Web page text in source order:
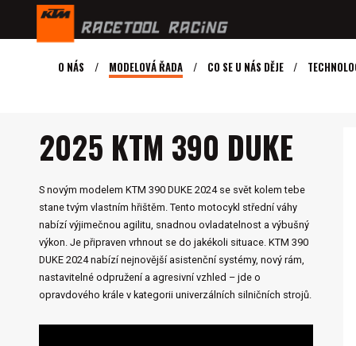
O NÁS MODELOVÁ ŘADA CO SE U NÁS DĚJE
2025 KTM 390 DUKE
S novým modelem KTM 390 DUKE 2024 se svět kolem tebe
stane tvým vlastním hřištěm. Tento motocykl střední váhy
nabízí výjimečnou agilitu, snadnou ovladatelnost a výbušný
výkon. Je připraven vrhnout se do jakékoli situace. KTM 390
DUKE 2024 nabízí nejnovější asistenční systémy, nový rám,
nastavitelné odpružení a agresivní vzhled – jde o
opravdového krále v kategorii univerzálních silničních strojů.